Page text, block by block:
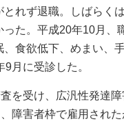
れず退職。しばらく
った。平成20年10月、
、食欲低下、めまい、
月に受診した。
を受け、広汎性発達
障害者枠で雇用され